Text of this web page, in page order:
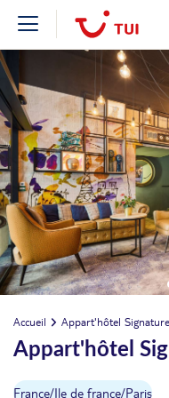
Accueil Appart'hôtel
Appart'hôtel
France/Ile de france/Paris